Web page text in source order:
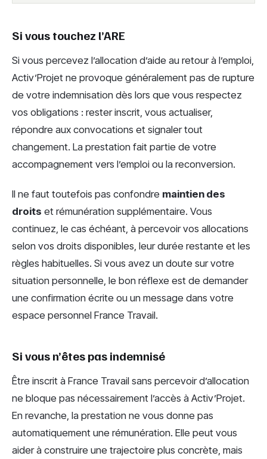
Si vous touchez l’ARE
Si vous percevez l’allocation d’aide au retour à l’emploi,
Activ’Projet ne provoque généralement pas de rupture
de votre indemnisation dès lors que vous respectez
vos obligations : rester inscrit, vous actualiser,
répondre aux convocations et signaler tout
changement. La prestation fait partie de votre
accompagnement vers l’emploi ou la reconversion.
Il ne faut toutefois pas confondre maintien des
droits et rémunération supplémentaire. Vous
continuez, le cas échéant, à percevoir vos allocations
selon vos droits disponibles, leur durée restante et les
règles habituelles. Si vous avez un doute sur votre
situation personnelle, le bon réflexe est de demander
une confirmation écrite ou un message dans votre
espace personnel France Travail.
Si vous n’êtes pas indemnisé
Être inscrit à France Travail sans percevoir d’allocation
ne bloque pas nécessairement l’accès à Activ’Projet.
En revanche, la prestation ne vous donne pas
automatiquement une rémunération. Elle peut vous
aider à construire une trajectoire plus concrète, mais